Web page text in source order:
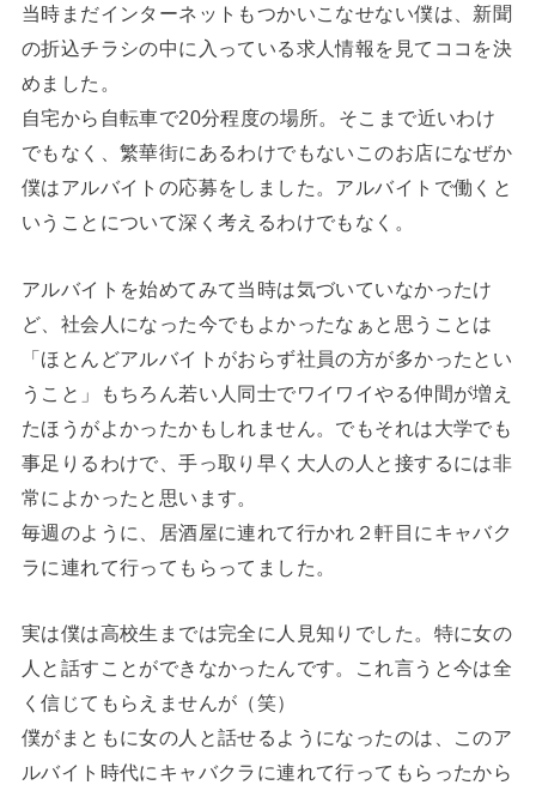
当時まだインターネットもつかいこなせない僕は、新聞
の折込チラシの中に入っている求人情報を見てココを決
めました。
自宅から自転車で20分程度の場所。そこまで近いわけ
でもなく、繁華街にあるわけでもないこのお店になぜか
僕はアルバイトの応募をしました。アルバイトで働くと
いうことについて深く考えるわけでもなく。
アルバイトを始めてみて当時は気づいていなかったけ
ど、社会人になった今でもよかったなぁと思うことは
「ほとんどアルバイトがおらず社員の方が多かったとい
うこと」もちろん若い人同士でワイワイやる仲間が増え
たほうがよかったかもしれません。でもそれは大学でも
事足りるわけで、手っ取り早く大人の人と接するには非
常によかったと思います。
毎週のように、居酒屋に連れて行かれ２軒目にキャバク
ラに連れて行ってもらってました。
実は僕は高校生までは完全に人見知りでした。特に女の
人と話すことができなかったんです。これ言うと今は全
く信じてもらえませんが（笑）
僕がまともに女の人と話せるようになったのは、このア
ルバイト時代にキャバクラに連れて行ってもらったから